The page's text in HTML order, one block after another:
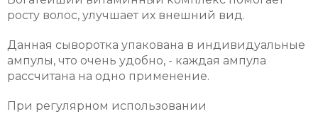
росту волос, улучшает их внешний вид.
Данная сыворотка упакована в индивидуальные
ампулы, что очень удобно, - каждая ампула
рассчитана на одно применение.
При регулярном использовании